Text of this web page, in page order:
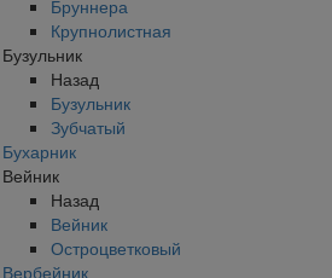
Бруннера
Крупнолистная
Бузульник
Назад
Бузульник
Зубчатый
Бухарник
Вейник
Назад
Вейник
Остроцветковый
Вербейник